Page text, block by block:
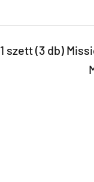
1 szett (3 db)